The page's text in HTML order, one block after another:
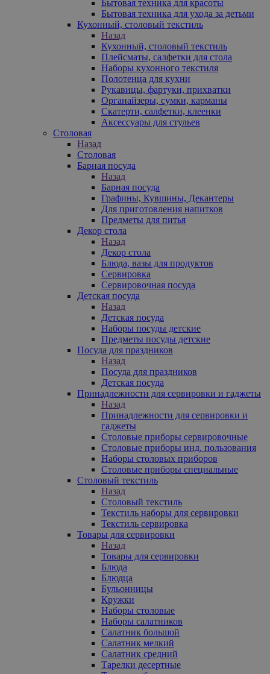
Бытовая техника для красоты
Бытовая техника для ухода за детьми
Кухонный, столовый текстиль
Назад
Кухонный, столовый текстиль
Плейсматы, салфетки для стола
Наборы кухонного текстиля
Полотенца для кухни
Рукавицы, фартуки, прихватки
Органайзеры, сумки, карманы
Скатерти, салфетки, клеенки
Аксессуары для стульев
Столовая
Назад
Столовая
Барная посуда
Назад
Барная посуда
Графины, Кувшины, Декантеры
Для приготовления напитков
Предметы для питья
Декор стола
Назад
Декор стола
Блюда, вазы для продуктов
Сервировка
Сервировочная посуда
Детская посуда
Назад
Детская посуда
Наборы посуды детские
Предметы посуды детские
Посуда для праздников
Назад
Посуда для праздников
Детская посуда
Принадлежности для сервировки и гаджеты
Назад
Принадлежности для сервировки и
гаджеты
Столовые приборы сервировочные
Столовые приборы инд. пользования
Наборы столовых приборов
Столовые приборы специальные
Столовый текстиль
Назад
Столовый текстиль
Текстиль наборы для сервировки
Текстиль сервировка
Товары для сервировки
Назад
Товары для сервировки
Блюда
Блюдца
Бульонницы
Кружки
Наборы столовые
Наборы салатников
Салатник большой
Салатник мелкий
Салатник средний
Тарелки десертные